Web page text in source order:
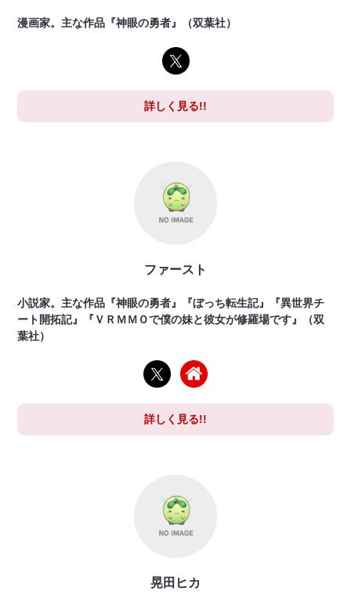
漫画家。主な作品『神眼の勇者』（双葉社）
詳しく見る!!
ファースト
小説家。主な作品『神眼の勇者』『ぼっち転生記』『異世界チ
ート開拓記』『ＶＲＭＭＯで僕の妹と彼女が修羅場です』（双
葉社）
詳しく見る!!
晃田ヒカ